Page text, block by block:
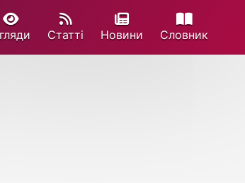
Статті Новини Cловник